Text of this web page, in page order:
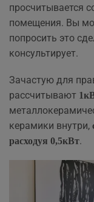
просчитывается
помещения. Вы
попросить это
консультирует.
Зачастую для
рассчитывают
керамики внутри,
расходуя 0,5кВт.